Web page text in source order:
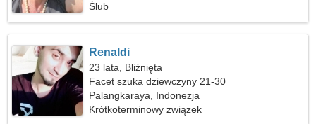
Ślub
Renaldi
23 lata, Bliźnięta
Facet szuka dziewczyny 21-30
Palangkaraya, Indonezja
Krótkoterminowy związek